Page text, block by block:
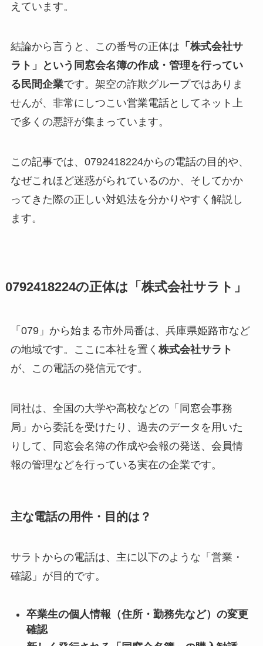
えています。
結論から言うと、この番号の正体は 「株式会社サ
ラト」という同窓会名簿の作成・管理を行ってい
る民間企業です。架空の詐欺グループではありま
せんが、非常にしつこい営業電話としてネット上
で多くの悪評が集まっています。
この記事では、0792418224からの電話の目的や、
なぜこれほど迷惑がられているのか、そしてかか
ってきた際の正しい対処法を分かりやすく解説し
ます。
0792418224の正体は「株式会社サラト」
「079」から始まる市外局番は、兵庫県姫路市など
の地域です。ここに本社を置く 株式会社サラト
が、この電話の発信元です。
同社は、全国の大学や高校などの「同窓会事務
局」から委託を受けたり、過去のデータを用いた
りして、同窓会名簿の作成や会報の発送、会員情
報の管理などを行っている実在の企業です。
主な電話の用件・目的は？
サラトからの電話は、主に以下のような「営業・
確認」が目的です。
卒業生の個人情報（住所・勤務先など）の変更
確認